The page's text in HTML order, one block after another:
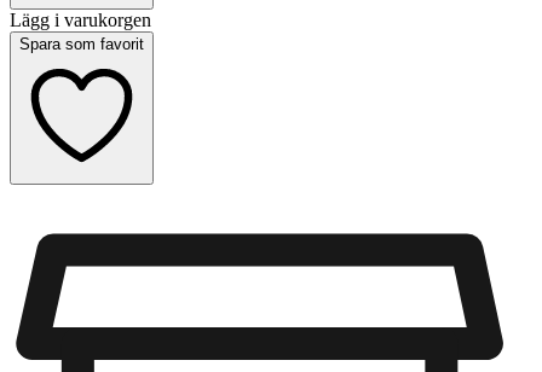
Lägg i varukorgen
Spara som favorit